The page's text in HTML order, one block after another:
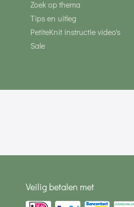
Zoek op thema
Tips en uitleg
PetiteKnit instructie video's
Sale
Veilig betalen met